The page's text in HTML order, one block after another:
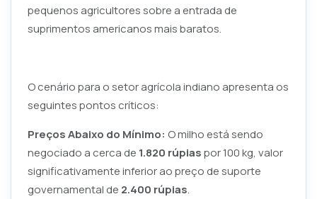
pequenos agricultores sobre a entrada de
suprimentos americanos mais baratos.
O cenário para o setor agrícola indiano apresenta os
seguintes pontos críticos:
Preços Abaixo do Mínimo: O milho está sendo
negociado a cerca de 1.820 rúpiaspor 100 kg, valor
significativamente inferior ao preço de suporte
governamental de 2.400 rúpias.